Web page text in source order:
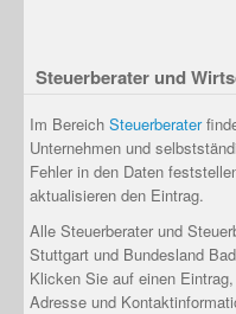
Steuerberater und
Im Bereich Steuerberater
Unternehmen und
Fehler in den Daten
aktualisieren den Eintrag.
Alle Steuerberater und
Stuttgart und Bundesland
Klicken Sie auf einen
Adresse und